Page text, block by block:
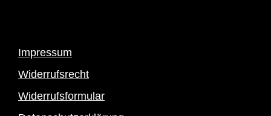
Impressum
Widerrufsrecht
Widerrufsformular